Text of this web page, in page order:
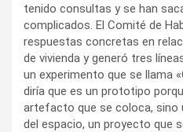
tenido consultas y se han
complicados. El Comité de
respuestas concretas en
de vivienda y generó tres
un experimento que se llama
diría que es un prototipo
artefacto que se coloca, sino
del espacio, un proyecto que